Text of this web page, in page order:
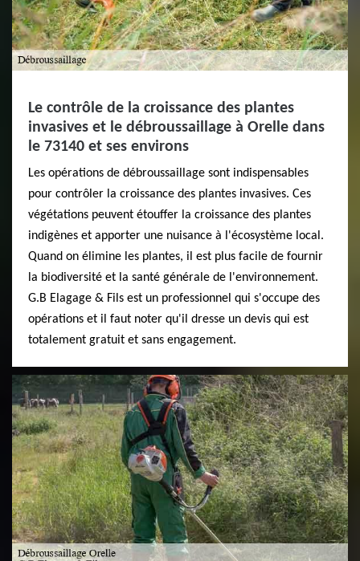
Le contrôle de la croissance des plantes
invasives et le débroussaillage à Orelle dans
le 73140 et ses environs
Les opérations de débroussaillage sont indispensables
pour contrôler la croissance des plantes invasives. Ces
végétations peuvent étouffer la croissance des plantes
indigènes et apporter une nuisance à l'écosystème local.
Quand on élimine les plantes, il est plus facile de fournir
la biodiversité et la santé générale de l'environnement.
G.B Elagage & Fils est un professionnel qui s'occupe des
opérations et il faut noter qu'il dresse un devis qui est
totalement gratuit et sans engagement.